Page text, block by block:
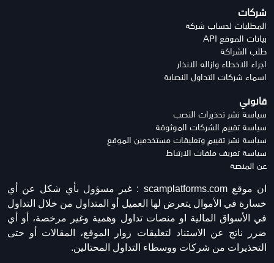
شركات
المطلبات لحساب شركة
بيانات الموقع API
طلب الشراكة
اجراء الاخطاء وازاله الانذار
اسماء شركات التداول النصابة
قانوني
سياسة نشر تحذيرات النصب
سياسة تقييم الشركات الموثوقة
سياسة نشر تقييم وتعليقات مستخدمين الموقع
سياسة تعريف ملفات الارتباط
عن المنصة
ان موقع scamplatforms.com :
غير مسؤول بأي شكل عن أي
خسارة في الأموال يتعرض لها العميل أو المتداول من خلال التداول
في الأسواق المالية او منصات تداول وهمية وغير مرخصة، أو أي
ضرر ناتج عن الاستناد لتعليقات زوار الموقع، المقالات أو حتى
التحذيرات من شركات ووسطاء التداول المحتالين.